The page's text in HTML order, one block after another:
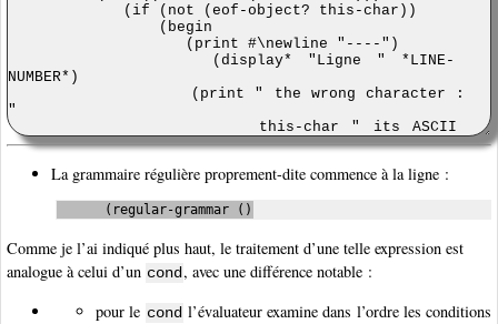
La grammaire régulière proprement-dite commence à la ligne :
      (regular-grammar ()
Comme je l’ai indiqué plus haut, le traitement d’une telle expression est
analogue à celui d’un cond , avec une différence notable :
pour le cond l’évaluateur examine dans l’ordre les conditions